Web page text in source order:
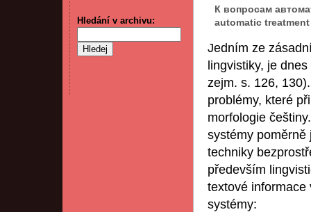
К вопросам
automatic
Jedním ze
lingvistiky, je
zejm. s. 126,
problémy, které
morfologie
systémy
techniky
především
textové informace
systémy:
Hledání v archivu: